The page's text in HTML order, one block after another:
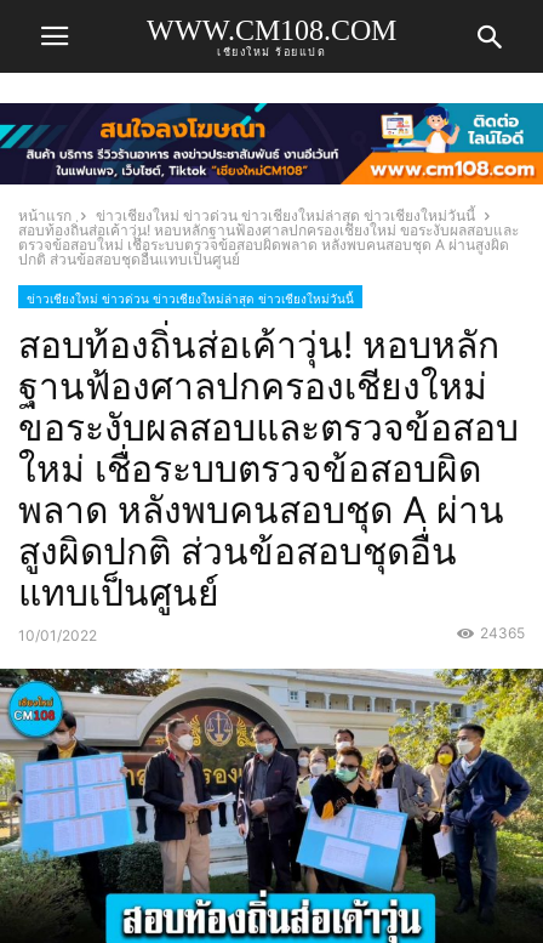
WWW.CM108.COM
เชียงใหม่ ร้อยแปด
หน้าแรก
ข่าวเชียงใหม่ ข่าวด่วน ข่าวเชียงใหม่ล่าสุด ข่าวเชียงใหม่วันนี้
สอบท้องถิ่นส่อเค้าวุ่น! หอบหลักฐานฟ้องศาลปกครองเชียงใหม่ ขอระงับผลสอบและ
ตรวจข้อสอบใหม่ เชื่อระบบตรวจข้อสอบผิดพลาด หลังพบคนสอบชุด A ผ่านสูงผิด
ปกติ ส่วนข้อสอบชุดอื่นแทบเป็นศูนย์
ข่าวเชียงใหม่ ข่าวด่วน ข่าวเชียงใหม่ล่าสุด ข่าวเชียงใหม่วันนี้
สอบท้องถิ่นส่อเค้าวุ่น! หอบหลัก
ฐานฟ้องศาลปกครองเชียงใหม่
ขอระงับผลสอบและตรวจข้อสอบ
ใหม่ เชื่อระบบตรวจข้อสอบผิด
พลาด หลังพบคนสอบชุด A ผ่าน
สูงผิดปกติ ส่วนข้อสอบชุดอื่น
แทบเป็นศูนย์
10/01/2022 24365